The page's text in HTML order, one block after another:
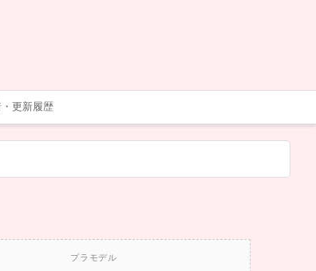
・更新履歴
プラモデル